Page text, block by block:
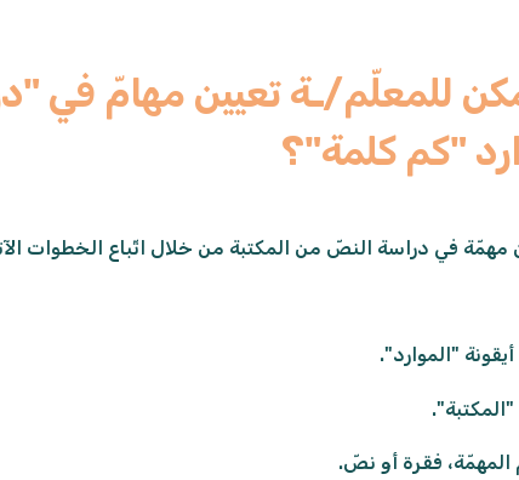
للمعلّم/ـة تعيين مهامّ في
"كم كلمة"؟
مهمّة في دراسة النصّ من المكتبة من خلال اتّباع الخطوات
"الموارد".
المهمّة، فقرة أو نصّ.